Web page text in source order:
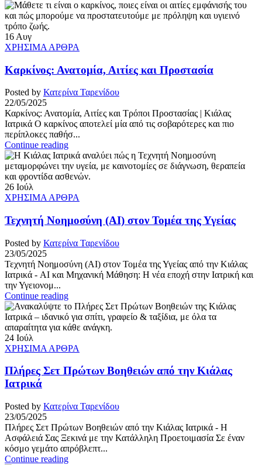
16 Αυγ
ΧΡΗΣΙΜΑ ΑΡΘΡΑ
Καρκίνος: Ανατομία, Αιτίες και Προστασία
Posted by Κατερίνα Ταρενίδου
22/05/2025
Καρκίνος: Ανατομία, Αιτίες και Τρόποι Προστασίας | Κιάλας
Ιατρικά Ο καρκίνος αποτελεί μία από τις σοβαρότερες και πιο
περίπλοκες παθήσ...
Continue reading
26 Ιούλ
ΧΡΗΣΙΜΑ ΑΡΘΡΑ
Τεχνητή Νοημοσύνη (AI) στον Τομέα της Υγείας
Posted by Κατερίνα Ταρενίδου
23/05/2025
Τεχνητή Νοημοσύνη (AI) στον Τομέα της Υγείας από την Κιάλας
Ιατρικά - AI και Μηχανική Μάθηση: Η νέα εποχή στην Ιατρική και
την Υγειονομ...
Continue reading
24 Ιούλ
ΧΡΗΣΙΜΑ ΑΡΘΡΑ
Πλήρες Σετ Πρώτων Βοηθειών από την Κιάλας
Ιατρικά
Posted by Κατερίνα Ταρενίδου
23/05/2025
Πλήρες Σετ Πρώτων Βοηθειών από την Κιάλας Ιατρικά - Η
Ασφάλειά Σας Ξεκινά με την Κατάλληλη Προετοιμασία Σε έναν
κόσμο γεμάτο απρόβλεπτ...
Continue reading